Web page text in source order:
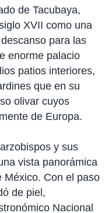
de Tacubaya,
XVII como una
para las
enorme palacio
patios interiores,
que en su
olivar cuyos
de Europa.
y sus
vista panorámica
México. Con el paso
de piel,
Nacional